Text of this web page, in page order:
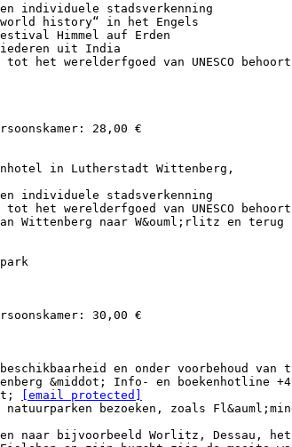
individuele stadsverkenning
history“ in het Engels
Himmel auf Erden
uit India
het werelderfgoed van UNESCO behoort
28,00 €
in Lutherstadt Wittenberg,
individuele stadsverkenning
het werelderfgoed van UNESCO behoort
Wittenberg naar W&ouml;rlitz en terug
30,00 €
en onder voorbehoud
&middot; Info- en boekenhotline
[email protected]
bezoeken, zoals
naar bijvoorbeeld Worlitz, Dessau, het